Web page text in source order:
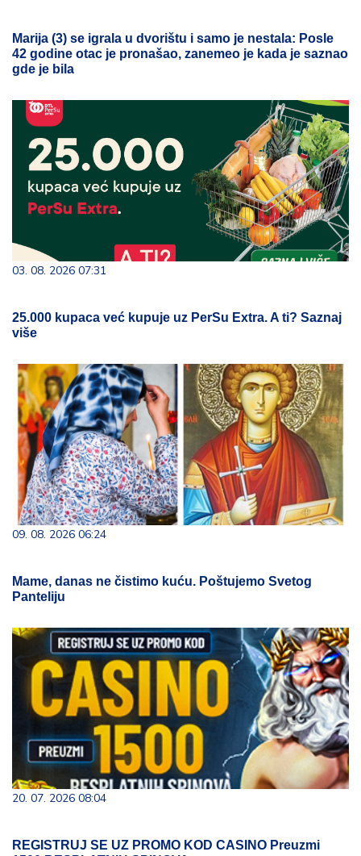
Marija (3) se igrala u dvorištu i samo je nestala: Posle
42 godine otac je pronašao, zanemeo je kada je saznao
gde je bila
03. 08. 2026 07:31
25.000 kupaca već kupuje uz PerSu Extra. A ti? Saznaj
više
09. 08. 2026 06:24
Mame, danas ne čistimo kuću. Poštujemo Svetog
Panteliju
20. 07. 2026 08:04
REGISTRUJ SE UZ PROMO KOD CASINO Preuzmi